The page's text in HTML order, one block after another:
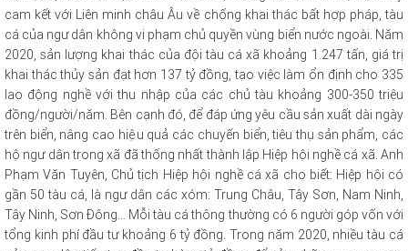
cam kết với Liên minh châu Âu về chống khai thác bất hợp pháp, tàu
cá của ngư dân không vi phạm chủ quyền vùng biển nước ngoài. Năm
2020, sản lượng khai thác của đội tàu cá xã khoảng 1.247 tấn, giá trị
khai thác thủy sản đạt hơn 137 tỷ đồng, tạo việc làm ổn định cho 335
lao động nghề với thu nhập của các chủ tàu khoảng 300-350 triệu
đồng/người/năm. Bên cạnh đó, để đáp ứng yêu cầu sản xuất dài ngày
trên biển, nâng cao hiệu quả các chuyến biển, tiêu thụ sản phẩm, các
hộ ngư dân trong xã đã thống nhất thành lập Hiệp hội nghề cá xã. Anh
Phạm Văn Tuyên, Chủ tịch Hiệp hội nghề cá xã cho biết: Hiệp hội có
gần 50 tàu cá, là ngư dân các xóm: Trung Châu, Tây Sơn, Nam Ninh,
Tây Ninh, Sơn Đông… Mỗi tàu cá thông thường có 6 người góp vốn với
tổng kinh phí đầu tư khoảng 6 tỷ đồng. Trong năm 2020, nhiều tàu cá